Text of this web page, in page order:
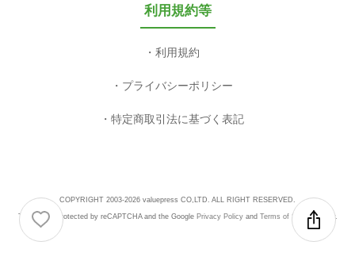
利用規約等
利用規約
プライバシーポリシー
特定商取引法に基づく表記
COPYRIGHT 2003-2026 valuepress CO,LTD. ALL RIGHT RESERVED.
This site is protected by reCAPTCHA and the Google Privacy Policyand Terms of Serviceapply.